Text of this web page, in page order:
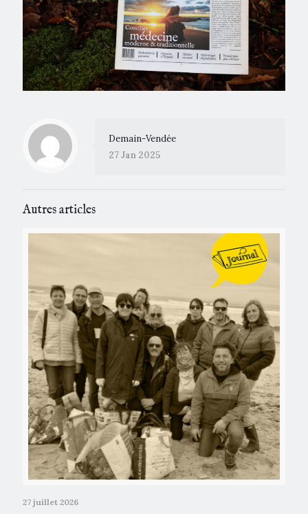
Demain-Vendée
27 Jan 2025
Autres articles
27 juillet 2026